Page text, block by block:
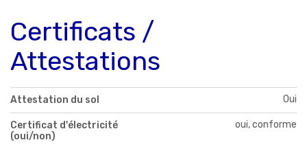
Certificats /
Attestations
Attestation du sol Oui
Certificat d'électricité
(oui/non)
oui, conforme